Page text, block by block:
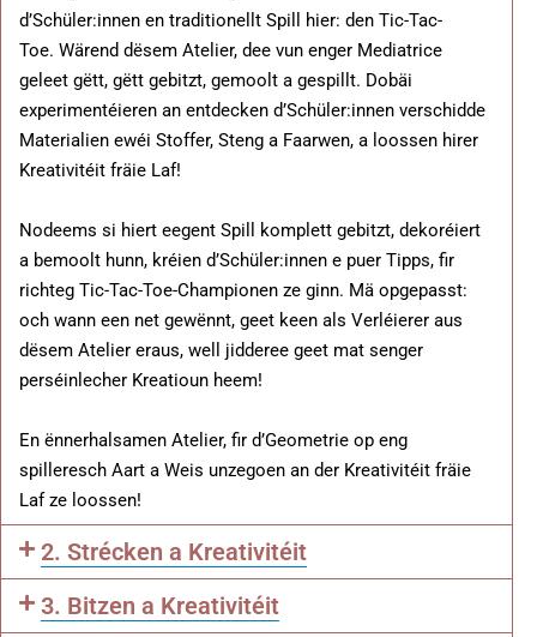
d’Schüler:innen en traditionellt Spill hier: den Tic-Tac-
Toe. Wärend dësem Atelier, dee vun enger Mediatrice
geleet gëtt, gëtt gebitzt, gemoolt a gespillt. Dobäi
experimentéieren an entdecken d’Schüler:innen verschidde
Materialien ewéi Stoffer, Steng a Faarwen, a loossen hirer
Kreativitéit fräie Laf!
Nodeems si hiert eegent Spill komplett gebitzt, dekoréiert
a bemoolt hunn, kréien d’Schüler:innen e puer Tipps, fir
richteg Tic-Tac-Toe-Championen ze ginn. Mä opgepasst:
och wann een net gewënnt, geet keen als Verléierer aus
dësem Atelier eraus, well jidderee geet mat senger
perséinlecher Kreatioun heem!
En ënnerhalsamen Atelier, fir d’Geometrie op eng
spilleresch Aart a Weis unzegoen an der Kreativitéit fräie
Laf ze loossen!
2. Strécken a Kreativitéit
3. Bitzen a Kreativitéit